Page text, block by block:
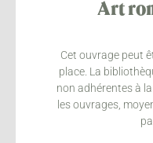
Art
Cet ouvrage peut
place. La
non adhérentes à
les ouvrages,